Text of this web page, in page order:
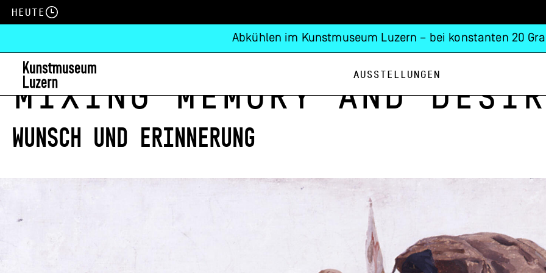
Heute
Abkühlen im Kunstmuseum Luzern – bei konstanten 20
Ausstellungen
Mixing Memory and
Wunsch und Erinnerung